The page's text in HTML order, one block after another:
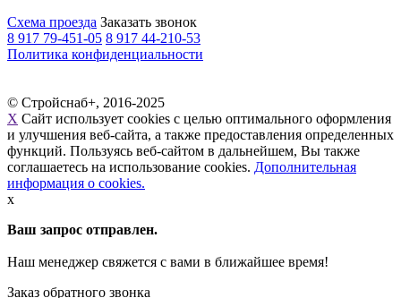
Схема проезда Заказать звонок
8 917 79-451-05 8 917 44-210-53
Политика конфиденциальности
© Стройснаб+, 2016-2025
X Сайт использует cookies с целью оптимального оформления
и улучшения веб-сайта, а также предоставления определенных
функций. Пользуясь веб-сайтом в дальнейшем, Вы также
соглашаетесь на использование cookies. Дополнительная
информация о cookies.
x
Ваш запрос отправлен.
Наш менеджер свяжется с вами в ближайшее время!
Заказ обратного звонка